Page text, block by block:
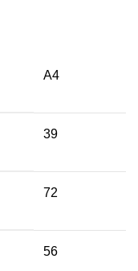
А4
39
72
56